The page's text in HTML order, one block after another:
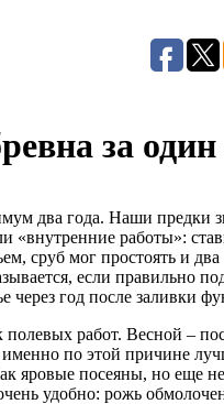
за один
два года. Наши предки
«внутренние работы»:
сруб мог простоять и
если правильно
через год после заливки
работ. Весной –
по этой причине
яровые посеяны, но еще
удобно: рожь